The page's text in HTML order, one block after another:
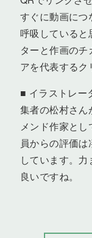
すぐに動画につ
呼吸していると
ターと作画の
アを代表するク
■ イラストレー
集者の松村さん
メンド作家と
員からの評価
しています。
良いですね。